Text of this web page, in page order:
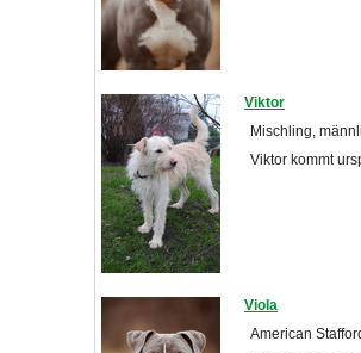
Viktor
Mischling,
Viktor kommt
Viola
American